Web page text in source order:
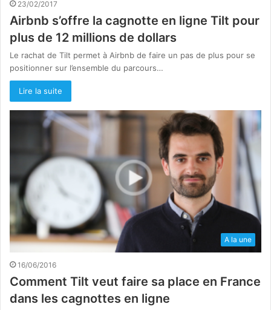
23/02/2017
Airbnb s’offre la cagnotte en ligne Tilt pour
plus de 12 millions de dollars
Le rachat de Tilt permet à Airbnb de faire un pas de plus pour se
positionner sur l’ensemble du parcours…
Lire la suite
A la une
16/06/2016
Comment Tilt veut faire sa place en France
dans les cagnottes en ligne